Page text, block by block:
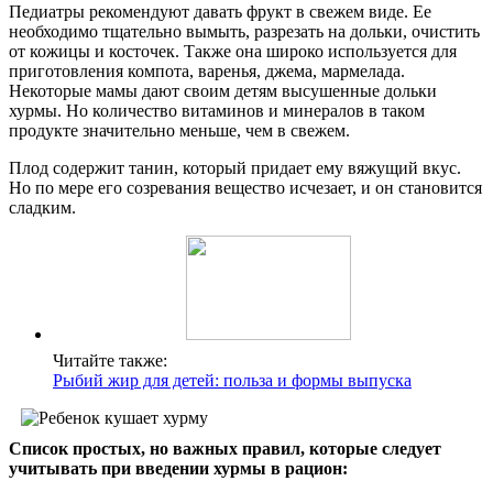
Педиатры рекомендуют давать фрукт в свежем виде. Ее
необходимо тщательно вымыть, разрезать на дольки, очистить
от кожицы и косточек. Также она широко используется для
приготовления компота, варенья, джема, мармелада.
Некоторые мамы дают своим детям высушенные дольки
хурмы. Но количество витаминов и минералов в таком
продукте значительно меньше, чем в свежем.
Плод содержит танин, который придает ему вяжущий вкус.
Но по мере его созревания вещество исчезает, и он становится
сладким.
Читайте также:
Рыбий жир для детей: польза и формы выпуска
Список простых, но важных правил, которые следует
учитывать при введении хурмы в рацион: